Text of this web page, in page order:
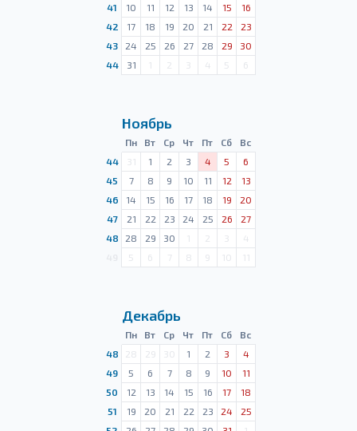
41
10 11 12 13 14 15
16
42
17 18 19 20 21 22
23
43
24 25 26 27 28 29
30
44
31 1 2 3 4 5 6
Ноябрь
Пн Вт Ср Чт Пт Сб
Вс
44
31 1 2 3 4 5
6
45
7 8 9 10 11 12
13
46
14 15 16 17 18 19
20
47
21 22 23 24 25 26
27
48
28 29 30 1 2 3
4
5 6 7 8 9 10 11
Декабрь
Пн Вт Ср Чт Пт Сб
Вс
48
28 29 30 1 2 3
4
49
5 6 7 8 9 10
11
50
12 13 14 15 16 17
18
51
19 20 21 22 23 24
25